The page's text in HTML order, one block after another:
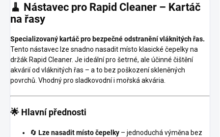
🧹 Nástavec pro Rapid Cleaner – Kartáč
na řasy
Specializovaný kartáč pro bezpečné odstranění vláknitých řas.
Tento nástavec lze snadno nasadit místo klasické čepelky na
držák Rapid Cleaner. Je ideální pro šetrné, ale účinné čištění
akvárií od vláknitých řas – a to bez poškození skleněných
povrchů. Vhodný pro sladkovodní i mořská akvária.
🌟 Hlavní přednosti
🔄 Lze nasadit místo čepelky – jednoduchá výměna bez